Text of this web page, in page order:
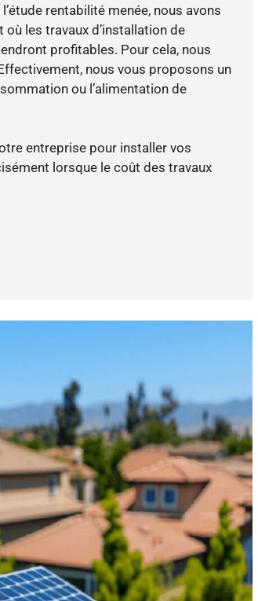
rentabilité menée, nous avons
les travaux d’installation de
profitables. Pour cela, nous
nous vous proposons un
ou l’alimentation de
entreprise pour installer vos
lorsque le coût des travaux